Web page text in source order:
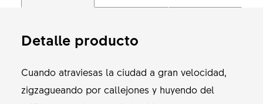
Detalle producto
Cuando atraviesas la ciudad a gran velocidad,
zigzagueando por callejones y huyendo del